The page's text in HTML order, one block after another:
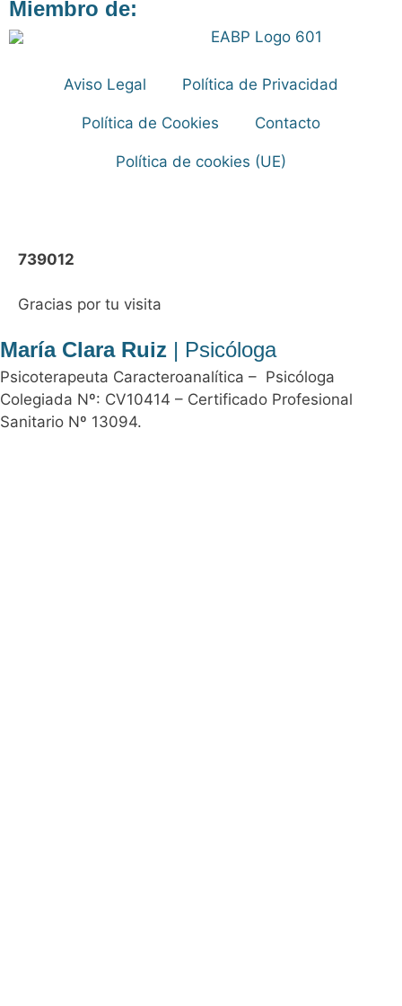
Miembro de:
Aviso Legal Política de Privacidad
Política de Cookies Contacto
Política de cookies (UE)
739012
Gracias por tu visita
María Clara Ruiz | Psicóloga
Psicoterapeuta Caracteroanalítica – Psicóloga
Colegiada Nº: CV10414 – Certificado Profesional
Sanitario Nº 13094.